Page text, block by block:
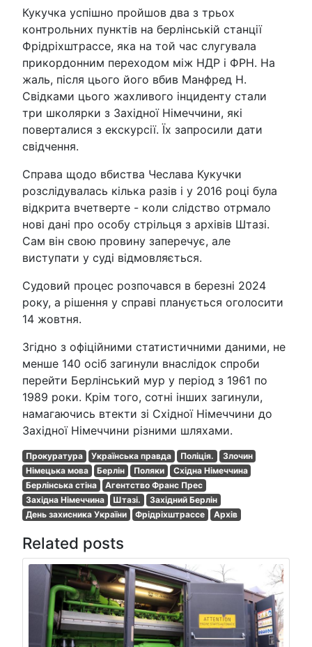
Кукучка успішно пройшов два з трьох
контрольних пунктів на берлінській станції
Фрідріхштрассе, яка на той час слугувала
прикордонним переходом між НДР і ФРН. На
жаль, після цього його вбив Манфред Н.
Свідками цього жахливого інциденту стали
три школярки з Західної Німеччини, які
поверталися з екскурсії. Їх запросили дати
свідчення.
Справа щодо вбиства Чеслава Кукучки
розслідувалась кілька разів і у 2016 році була
відкрита вчетверте - коли слідство отрмало
нові дані про особу стрільця з архівів Штазі.
Сам він свою провину заперечує, але
виступати у суді відмовляється.
Судовий процес розпочався в березні 2024
року, а рішення у справі планується оголосити
14 жовтня.
Згідно з офіційними статистичними даними, не
менше 140 осіб загинули внаслідок спроби
перейти Берлінський мур у період з 1961 по
1989 роки. Крім того, сотні інших загинули,
намагаючись втекти зі Східної Німеччини до
Західної Німеччини різними шляхами.
Прокуратура Українська правда Поліція.
Злочин
Німецька мова
Берлін Поляки
Східна Німеччина
Берлінська стіна
Агентство Франс Прес
Західна Німеччина
Штазі.
Західний Берлін
День захисника України
Фрідріхштрассе Архів
Related posts